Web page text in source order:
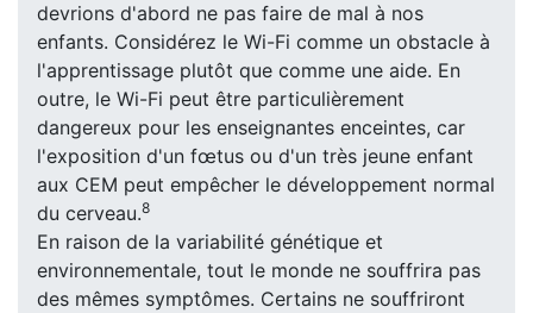
devrions d'abord ne pas faire de mal à nos
enfants. Considérez le Wi-Fi comme un obstacle à
l'apprentissage plutôt que comme une aide. En
outre, le Wi-Fi peut être particulièrement
dangereux pour les enseignantes enceintes, car
l'exposition d'un fœtus ou d'un très jeune enfant
aux CEM peut empêcher le développement normal
du cerveau.8
En raison de la variabilité génétique et
environnementale, tout le monde ne souffrira pas
des mêmes symptômes. Certains ne souffriront